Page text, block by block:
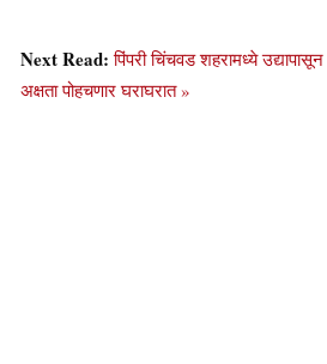
Next Read:पिंपरी चिंचवड शहरामध्ये
अक्षता पोहचणार घराघरात »